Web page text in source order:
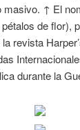
↑ El
de flor),
revista
durante la